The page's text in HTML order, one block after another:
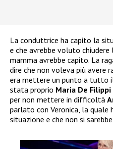
La conduttrice ha capito la
e che avrebbe voluto
mamma avrebbe capito. La
dire che non voleva più avere
era mettere un punto a tutto
stata proprio Maria De Filippi
per non mettere in difficoltà
parlato con Veronica, la
situazione e che non si